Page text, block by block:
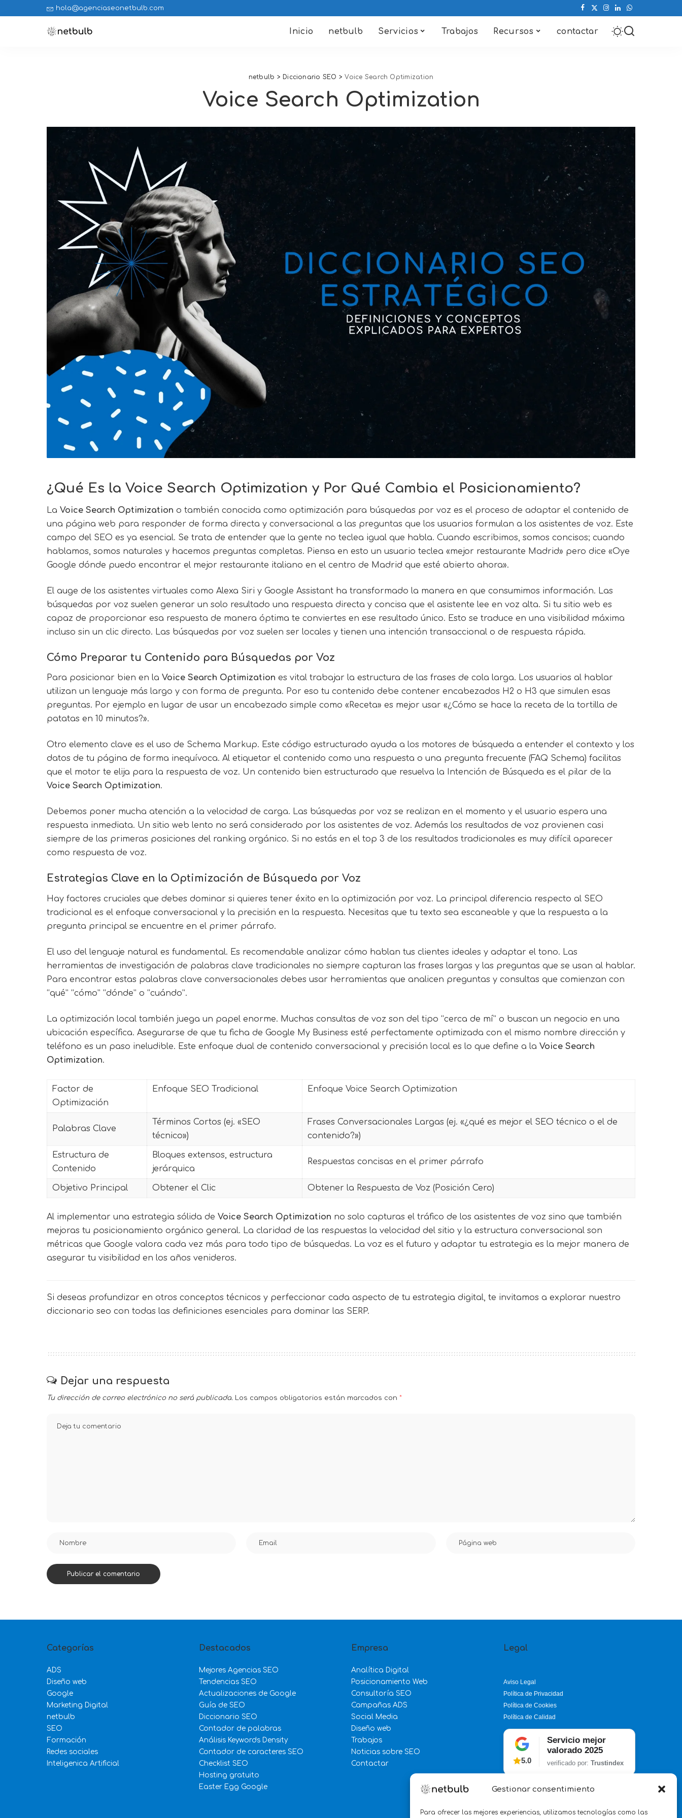
Gestionar consentimiento
Para ofrecer las mejores experiencias, utilizamos tecnologías como las
hola@agenciaseonetbulb.com
Inicio netbulb Servicios Trabajos Recursos contactar
netbulb > Diccionario SEO >Voice Search Optimization
Voice Search Optimization
¿Qué Es la Voice Search Optimization y Por Qué Cambia el Posicionamiento?
La Voice Search Optimization o también conocida como optimización para búsquedas por voz es el proceso de adaptar el contenido de
una página web para responder de forma directa y conversacional a las preguntas que los usuarios formulan a los asistentes de voz. Este
campo del SEO es ya esencial. Se trata de entender que la gente no teclea igual que habla. Cuando escribimos, somos concisos; cuando
hablamos, somos naturales y hacemos preguntas completas. Piensa en esto un usuario teclea «mejor restaurante Madrid» pero dice «Oye
Google dónde puedo encontrar el mejor restaurante italiano en el centro de Madrid que esté abierto ahora».
El auge de los asistentes virtuales como Alexa Siri y Google Assistant ha transformado la manera en que consumimos información. Las
búsquedas por voz suelen generar un solo resultado una respuesta directa y concisa que el asistente lee en voz alta. Si tu sitio web es
capaz de proporcionar esa respuesta de manera óptima te conviertes en ese resultado único. Esto se traduce en una visibilidad máxima
incluso sin un clic directo. Las búsquedas por voz suelen ser locales y tienen una intención transaccional o de respuesta rápida.
Cómo Preparar tu Contenido para Búsquedas por Voz
Para posicionar bien en la Voice Search Optimization es vital trabajar la estructura de las frases de cola larga. Los usuarios al hablar
utilizan un lenguaje más largo y con forma de pregunta. Por eso tu contenido debe contener encabezados H2 o H3 que simulen esas
preguntas. Por ejemplo en lugar de usar un encabezado simple como «Receta» es mejor usar «¿Cómo se hace la receta de la tortilla de
patatas en 10 minutos?».
Otro elemento clave es el uso de Schema Markup. Este código estructurado ayuda a los motores de búsqueda a entender el contexto y los
datos de tu página de forma inequívoca. Al etiquetar el contenido como una respuesta o una pregunta frecuente (FAQ Schema) facilitas
que el motor te elija para la respuesta de voz. Un contenido bien estructurado que resuelva la Intención de Búsqueda es el pilar de la
Voice Search Optimization.
Debemos poner mucha atención a la velocidad de carga. Las búsquedas por voz se realizan en el momento y el usuario espera una
respuesta inmediata. Un sitio web lento no será considerado por los asistentes de voz. Además los resultados de voz provienen casi
siempre de las primeras posiciones del ranking orgánico. Si no estás en el top 3 de los resultados tradicionales es muy difícil aparecer
como respuesta de voz.
Estrategias Clave en la Optimización de Búsqueda por Voz
Hay factores cruciales que debes dominar si quieres tener éxito en la optimización por voz. La principal diferencia respecto al SEO
tradicional es el enfoque conversacional y la precisión en la respuesta. Necesitas que tu texto sea escaneable y que la respuesta a la
pregunta principal se encuentre en el primer párrafo.
El uso del lenguaje natural es fundamental. Es recomendable analizar cómo hablan tus clientes ideales y adaptar el tono. Las
herramientas de investigación de palabras clave tradicionales no siempre capturan las frases largas y las preguntas que se usan al hablar.
Para encontrar estas palabras clave conversacionales debes usar herramientas que analicen preguntas y consultas que comienzan con
“qué” “cómo” “dónde” o “cuándo”.
La optimización local también juega un papel enorme. Muchas consultas de voz son del tipo “cerca de mí” o buscan un negocio en una
ubicación específica. Asegurarse de que tu ficha de Google My Business esté perfectamente optimizada con el mismo nombre dirección y
teléfono es un paso ineludible. Este enfoque dual de contenido conversacional y precisión local es lo que define a la Voice Search
Optimization.
Factor de
Optimización
Enfoque SEO Tradicional Enfoque Voice Search Optimization
Palabras Clave
Términos Cortos (ej. «SEO
técnico»)
Frases Conversacionales Largas (ej. «¿qué es mejor el SEO técnico o el de
contenido?»)
Estructura de
Contenido
Bloques extensos, estructura
jerárquica
Respuestas concisas en el primer párrafo
Objetivo Principal Obtener el Clic Obtener la Respuesta de Voz (Posición Cero)
Al implementar una estrategia sólida de Voice Search Optimization no solo capturas el tráfico de los asistentes de voz sino que también
mejoras tu posicionamiento orgánico general. La claridad de las respuestas la velocidad del sitio y la estructura conversacional son
métricas que Google valora cada vez más para todo tipo de búsquedas. La voz es el futuro y adaptar tu estrategia es la mejor manera de
asegurar tu visibilidad en los años venideros.
Si deseas profundizar en otros conceptos técnicos y perfeccionar cada aspecto de tu estrategia digital, te invitamos a explorar nuestro
diccionario seo con todas las definiciones esenciales para dominar las SERP.
Dejar una respuesta
Tu dirección de correo electrónico no será publicada. Los campos obligatorios están marcados con *
Categorías
ADS
Diseño web
Google
Marketing Digital
netbulb
SEO
Formación
Redes sociales
Inteligenica Artificial
Destacados
Mejores Agencias SEO
Tendencias SEO
Actualizaciones de Google
Guía de SEO
Diccionario SEO
Contador de palabras
Análisis Keywords Density
Contador de caracteres SEO
Checklist SEO
Hosting gratuito
Easter Egg Google
Empresa
Analítica Digital
Posicionamiento Web
Consultoría SEO
Campañas ADS
Social Media
Diseño web
Trabajos
Noticias sobre SEO
Contactar
Legal
Aviso Legal
Política de Privacidad
Política de Cookies
Política de Calidad
5.0
Servicio mejor
valorado 2025
verificado por: Trustindex